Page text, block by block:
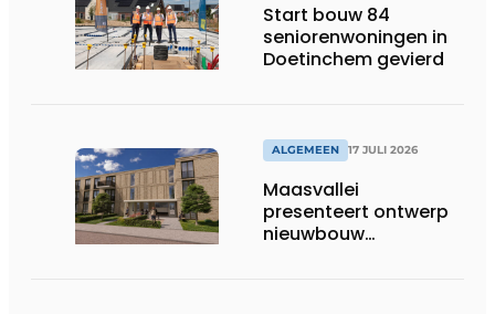
Start bouw 84
seniorenwoningen in
Doetinchem gevierd
ALGEMEEN 17 JULI 2026
Maasvallei
presenteert ontwerp
nieuwbouw